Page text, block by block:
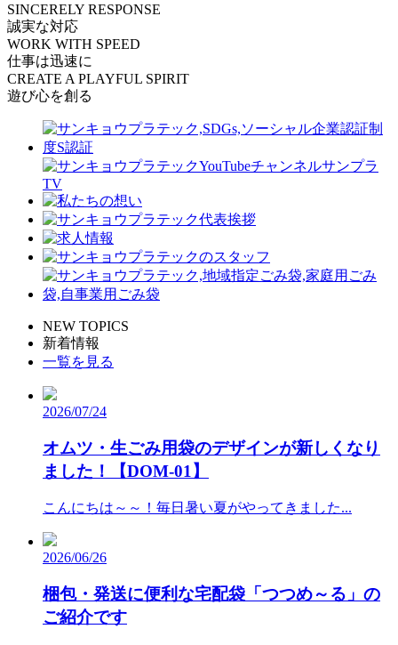
SINCERELY RESPONSE
誠実な対応
WORK WITH SPEED
仕事は迅速に
CREATE A PLAYFUL SPIRIT
遊び心を創る
NEW TOPICS
新着情報
一覧を見る
2026/07/24
オムツ・生ごみ用袋のデザインが新しくなり
ました！【DOM-01】
こんにちは～～！毎日暑い夏がやってきました...
2026/06/26
梱包・発送に便利な宅配袋「つつめ～る」の
ご紹介です